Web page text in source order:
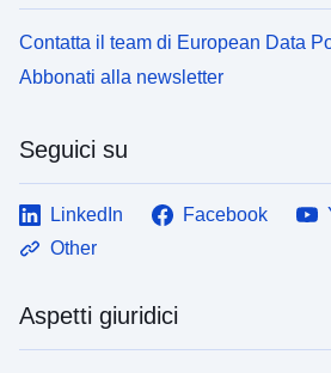
http://
codelist/
Contatta il team di European Data
Abbonati alla newsletter
Seguici su
LinkedIn Facebook
Other
Aspetti giuridici